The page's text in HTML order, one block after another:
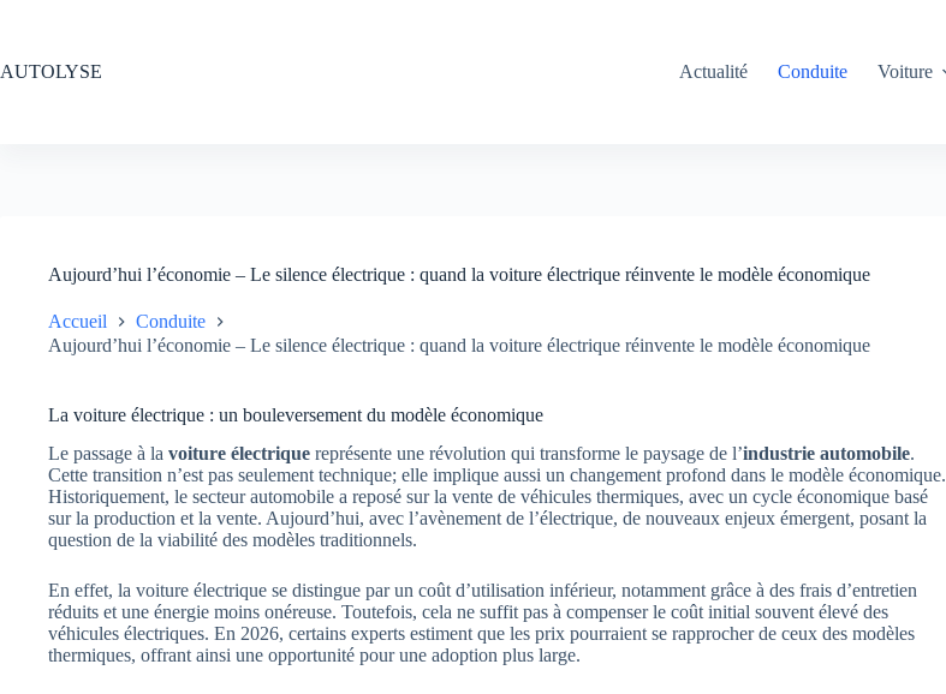
AUTOLYSE
Actualité Conduite Voiture
Aujourd’hui l’économie – Le silence électrique : quand la voiture électrique réinvente le modèle économique
Accueil
Conduite
Aujourd’hui l’économie – Le silence électrique : quand la voiture électrique réinvente le modèle économique
La voiture électrique : un bouleversement du modèle économique
Le passage à la voiture électrique représente une révolution qui transforme le paysage de l’industrie automobile.
Cette transition n’est pas seulement technique; elle implique aussi un changement profond dans le modèle économique.
Historiquement, le secteur automobile a reposé sur la vente de véhicules thermiques, avec un cycle économique basé
sur la production et la vente. Aujourd’hui, avec l’avènement de l’électrique, de nouveaux enjeux émergent, posant la
question de la viabilité des modèles traditionnels.
En effet, la voiture électrique se distingue par un coût d’utilisation inférieur, notamment grâce à des frais d’entretien
réduits et une énergie moins onéreuse. Toutefois, cela ne suffit pas à compenser le coût initial souvent élevé des
véhicules électriques. En 2026, certains experts estiment que les prix pourraient se rapprocher de ceux des modèles
thermiques, offrant ainsi une opportunité pour une adoption plus large.